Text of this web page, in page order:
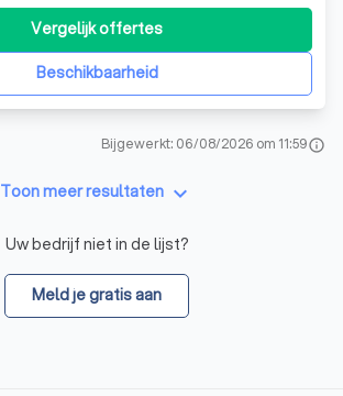
Beschikbaarheid
Vergelijk offertes
Bijgewerkt: 06/08/2026 om 11:59info
Toon meer resultaten keyboard_arrow_down
Uw bedrijf niet in de lijst?
Meld je gratis aan